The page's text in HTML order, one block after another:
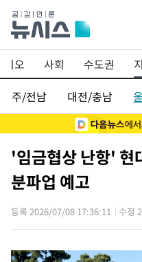
오 사회 수도권
광주/전남
대전/충남
'임금협상 난항'
분파업 예고
등록 2026/07/08 17:36:11 수정